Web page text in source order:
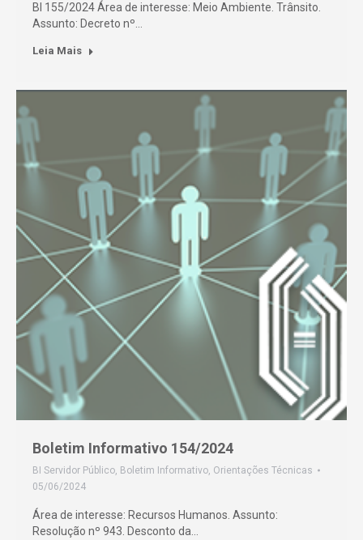
BI 155/2024 Área de interesse: Meio Ambiente. Trânsito.
Assunto: Decreto nº…
Leia Mais
Boletim Informativo 154/2024
BI Servidor Público, Boletim Informativo, Orientações Técnicas
05/06/2024
Área de interesse: Recursos Humanos. Assunto:
Resolução nº 943. Desconto da…